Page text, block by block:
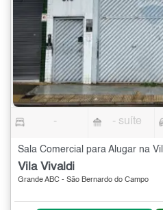
- - suíte
Sala Comercial para Alugar na
Vila Vivaldi
Grande ABC - São Bernardo do Campo